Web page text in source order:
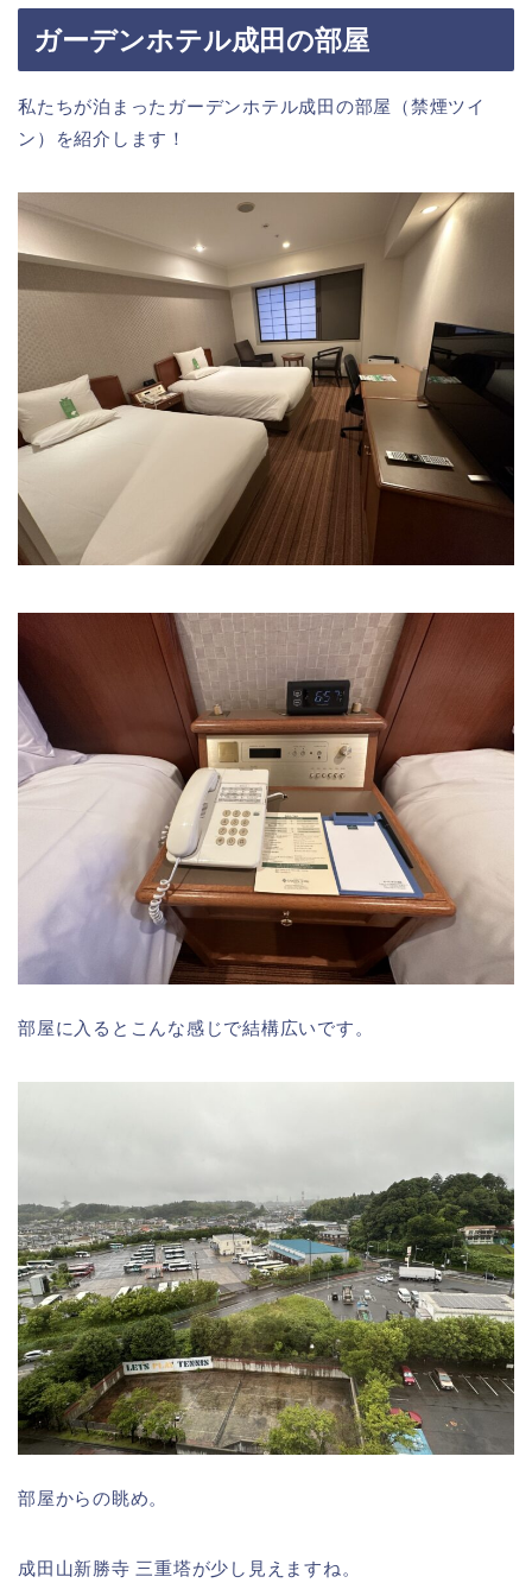
ガーデンホテル成田の部屋
私たちが泊まったガーデンホテル成田の部屋（禁煙ツイ
ン）を紹介します！
部屋に入るとこんな感じで結構広いです。
部屋からの眺め。
成田山新勝寺 三重塔が少し見えますね。